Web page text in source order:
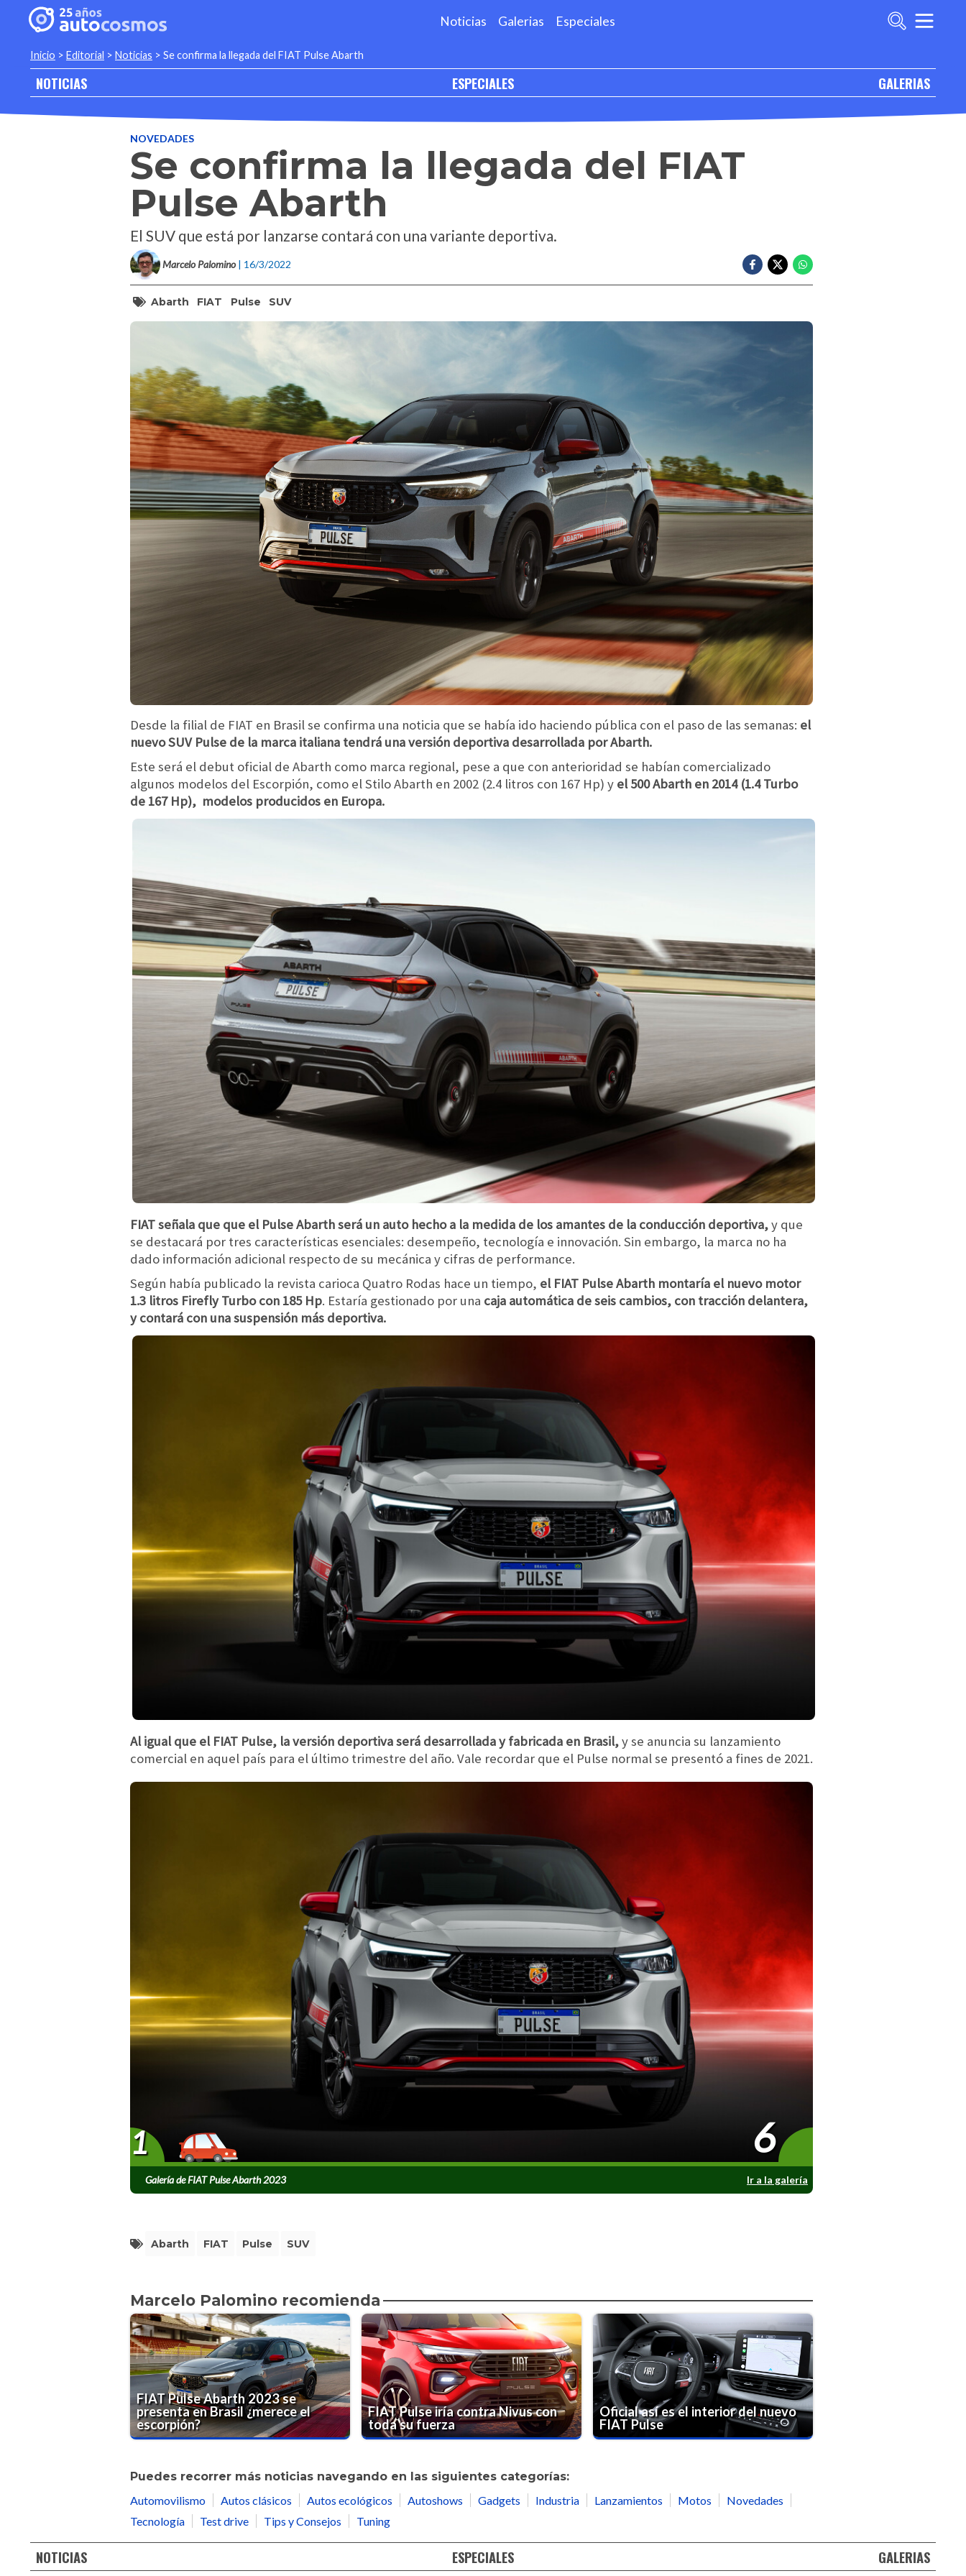
Noticias Galerias Especiales
Inicio > Editorial > Noticias > Se confirma la llegada del FIAT Pulse Abarth
NOTICIAS ESPECIALES GALERIAS
NOVEDADES
Se confirma la llegada del FIAT
Pulse Abarth
El SUV que está por lanzarse contará con una variante deportiva.
Marcelo Palomino | 16/3/2022
Abarth FIAT Pulse SUV
Desde la filial de FIAT en Brasil se confirma una noticia que se había ido haciendo pública con el paso de las semanas: el
nuevo SUV Pulse de la marca italiana tendrá una versión deportiva desarrollada por Abarth.
Este será el debut oficial de Abarth como marca regional, pese a que con anterioridad se habían comercializado
algunos modelos del Escorpión, como el Stilo Abarth en 2002 (2.4 litros con 167 Hp) y el 500 Abarth en 2014 (1.4 Turbo
de 167 Hp), modelos producidos en Europa.
FIAT señala que que el Pulse Abarth será un auto hecho a la medida de los amantes de la conducción deportiva,y que
se destacará por tres características esenciales: desempeño, tecnología e innovación. Sin embargo, la marca no ha
dado información adicional respecto de su mecánica y cifras de performance.
Según había publicado la revista carioca Quatro Rodas hace un tiempo, el FIAT Pulse Abarth montaría el nuevo motor
1.3 litros Firefly Turbo con 185 Hp. Estaría gestionado por una caja automática de seis cambios, con tracción delantera,
y contará con una suspensión más deportiva.
Al igual que el FIAT Pulse, la versión deportiva será desarrollada y fabricada en Brasil,y se anuncia su lanzamiento
comercial en aquel país para el último trimestre del año. Vale recordar que el Pulse normal se presentó a fines de 2021.
Galería de FIAT Pulse Abarth 2023 Ir a la galería
1 6
Abarth FIAT Pulse SUV
Marcelo Palomino recomienda
FIAT Pulse Abarth 2023 se
presenta en Brasil ¿merece el
escorpión?
FIAT Pulse iría contra Nivus con
toda su fuerza
Oficial así es el interior del nuevo
FIAT Pulse
Puedes recorrer más noticias navegando en las siguientes categorías:
Automovilismo
Autos clásicos Autos ecológicos Autoshows Gadgets Industria Lanzamientos Motos
Novedades
Tecnología
Test drive Tips y Consejos Tuning
NOTICIAS ESPECIALES GALERIAS